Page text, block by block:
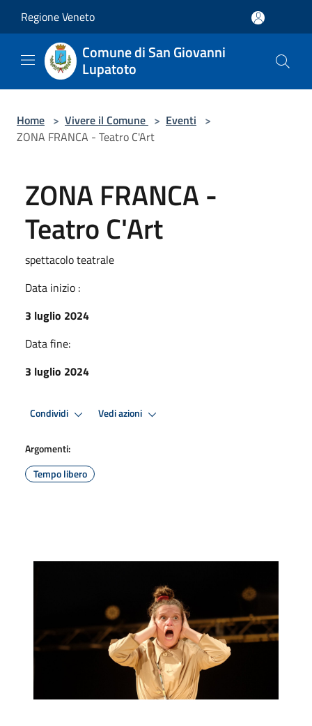
Regione Veneto
Comune di San Giovanni
Lupatoto
Home > Vivere il Comune > Eventi >
ZONA FRANCA - Teatro C'Art
ZONA FRANCA -
Teatro C'Art
spettacolo teatrale
Data inizio :
3 luglio 2024
Data fine:
3 luglio 2024
Condividi Vedi azioni
Argomenti:
Tempo libero